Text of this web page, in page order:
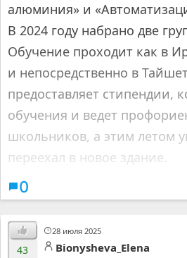
алюминия» и
В 2024 году набрано две
Обучение проходит как в
и непосредственно в
предоставляет стипендии,
обучения и ведет
школьников, а этим летом
переехал в новое здание.
0
28 июля 2025
43 Bionysheva_Elena